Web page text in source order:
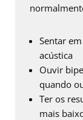
Sentar
acústica
Ouvir
quando
Ter os
mais